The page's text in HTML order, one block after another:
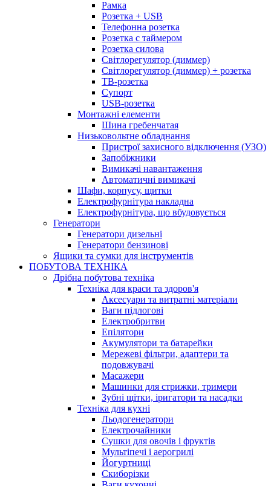
Рамка
Розетка + USB
Телефонна розетка
Розетка с таймером
Розетка силова
Світлорегулятор (диммер)
Світлорегулятор (диммер) + розетка
ТВ-розетка
Супорт
USB-розетка
Монтажні елементи
Шина гребенчатая
Низьковольтне обладнання
Пристрої захисного відключення (УЗО)
Запобіжники
Вимикачі навантаження
Автоматичні вимикачі
Шафи, корпусу, щитки
Електрофурнітура накладна
Електрофурнітура, що вбудовується
Генератори
Генератори дизельні
Генератори бензинові
Ящики та сумки для інструментів
ПОБУТОВА ТЕХНІКА
Дрібна побутова техніка
Техніка для краси та здоров'я
Аксесуари та витратні матеріали
Ваги підлогові
Електробритви
Епілятори
Акумулятори та батарейки
Мережеві фільтри, адаптери та
подовжувачі
Масажери
Машинки для стрижки, тримери
Зубні щітки, іригатори та насадки
Техніка для кухні
Льодогенератори
Електрочайники
Сушки для овочів і фруктів
Мультіпечі і аерогрилі
Йогуртниці
Скиборізки